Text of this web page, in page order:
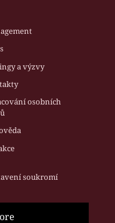
a výzvy
osobních
soukromí